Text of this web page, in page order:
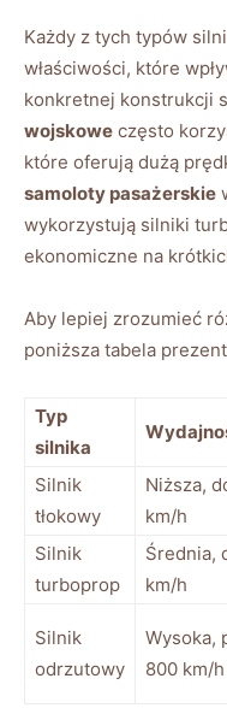
Każdy z tych⁤ typów
‍właściwości, które​
konkretnej konstrukcji​
wojskowe często‍
które oferują ​dużą⁤
samoloty⁢ pasażerskie
wykorzystują silniki
ekonomiczne na
Aby lepiej zrozumieć⁢
poniższa ⁣tabela
Typ
silnika
Silnik⁢
tłokowy
Niższa,
km/h
Silnik
turboprop
Średnia,
km/h
Silnik
odrzutowy
Wysoka,
800 km/h